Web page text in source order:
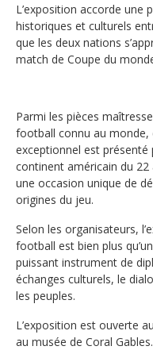
L’exposition accorde une
historiques et culturels
que les deux nations
match de Coupe du
Parmi les pièces
football connu au monde,
exceptionnel est
continent américain du
une occasion unique de
origines du jeu.
Selon les organisateurs,
football est bien plus
puissant instrument de
échanges culturels, le
les peuples.
L’exposition est ouverte
au musée de Coral Gables.